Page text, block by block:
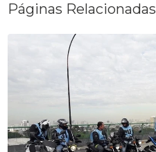
Páginas Relacionadas